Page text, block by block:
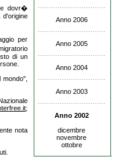
e dovr�
d'origine
per
di un
;
nota
Anno 2006
Anno 2005
Anno 2004
Anno 2003
Anno 2002
dicembre
novembre
ottobre